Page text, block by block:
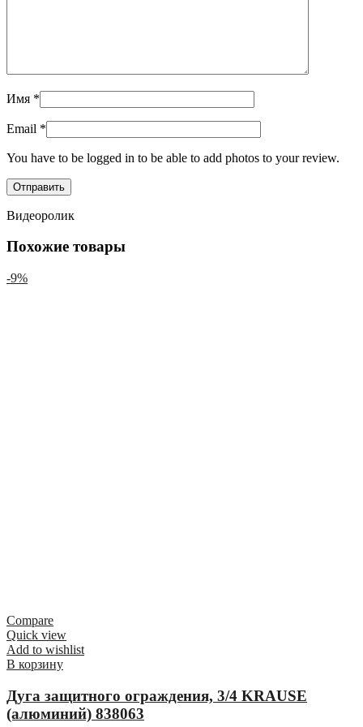
Имя *
Email *
You have to be logged in to be able to add photos to your review.
Видеоролик
Похожие товары
-9%
Compare
Quick view
Add to wishlist
В корзину
Дуга защитного ограждения, 3/4 KRAUSE
(алюминий) 838063